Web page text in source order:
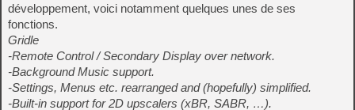
développement, voici notamment quelques unes de ses
fonctions.
Gridle
-Remote Control / Secondary Display over network.
-Background Music support.
-Settings, Menus etc. rearranged and (hopefully) simplified.
-Built-in support for 2D upscalers (xBR, SABR, …).